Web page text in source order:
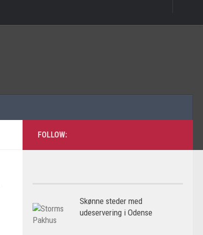
FOLLOW:
Skønne steder med
udeservering i Odense